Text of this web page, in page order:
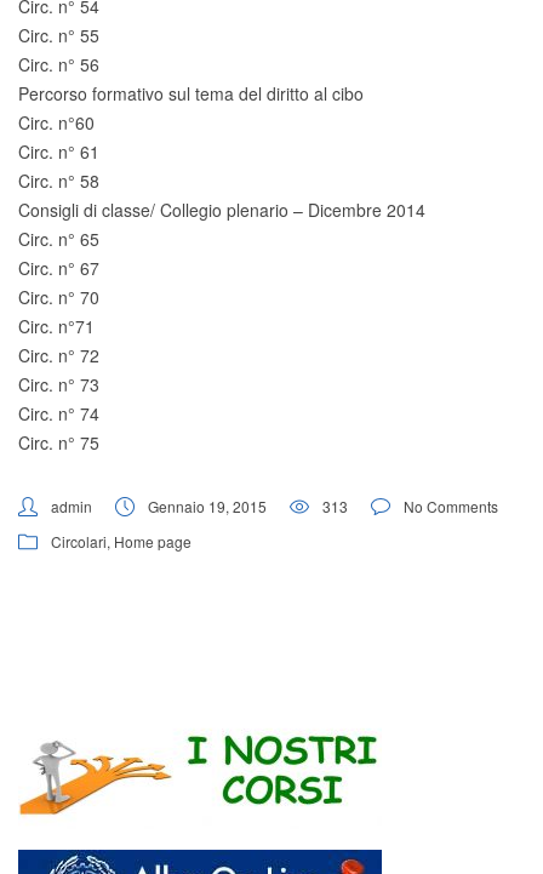
Circ. n° 54
Circ. n° 55
Circ. n° 56
Percorso formativo sul tema del diritto al cibo
Circ. n°60
Circ. n° 61
Circ. n° 58
Consigli di classe/ Collegio plenario – Dicembre 2014
Circ. n° 65
Circ. n° 67
Circ. n° 70
Circ. n°71
Circ. n° 72
Circ. n° 73
Circ. n° 74
Circ. n° 75
admin Gennaio 19, 2015 313
No Comments
Circolari, Home page